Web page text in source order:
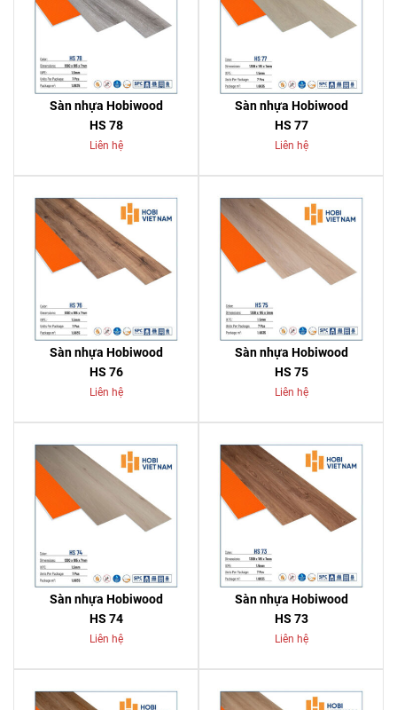
Sàn nhựa Hobiwood
HS 78
Liên hệ
Sàn nhựa Hobiwood
HS 77
Liên hệ
Sàn nhựa Hobiwood
HS 76
Liên hệ
Sàn nhựa Hobiwood
HS 75
Liên hệ
Sàn nhựa Hobiwood
HS 74
Liên hệ
Sàn nhựa Hobiwood
HS 73
Liên hệ